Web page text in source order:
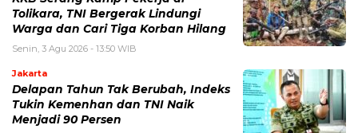
Tolikara, TNI Bergerak Lindungi
Warga dan Cari Tiga Korban Hilang
Senin, 3 Agu 2026 - 13:50 WIB
Jakarta
Delapan Tahun Tak Berubah, Indeks
Tukin Kemenhan dan TNI Naik
Menjadi 90 Persen